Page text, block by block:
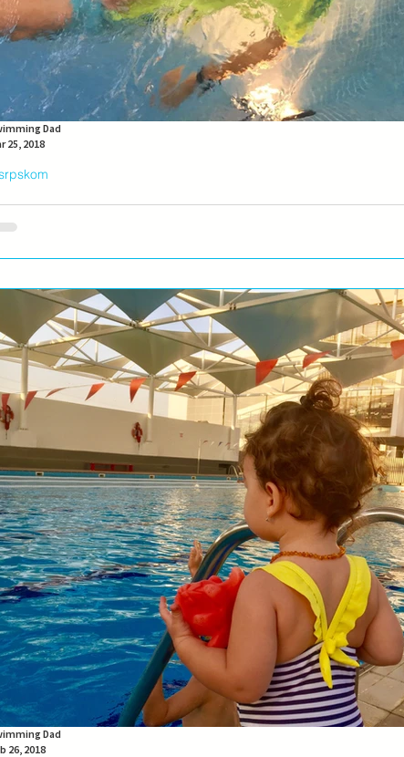
rone i plivaju!
ne znaju kraul i delfin,...
Dad
25, 2018
Dad
26, 2018